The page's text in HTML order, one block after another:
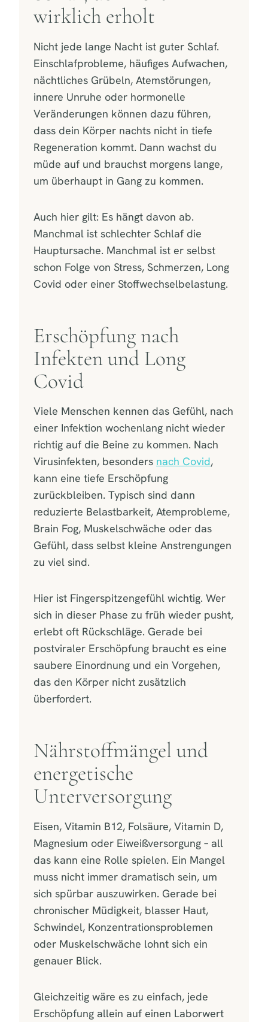
wirklich erholt
Nicht jede lange Nacht ist guter Schlaf.
Einschlafprobleme, häufiges Aufwachen,
nächtliches Grübeln, Atemstörungen,
innere Unruhe oder hormonelle
Veränderungen können dazu führen,
dass dein Körper nachts nicht in tiefe
Regeneration kommt. Dann wachst du
müde auf und brauchst morgens lange,
um überhaupt in Gang zu kommen.
Auch hier gilt: Es hängt davon ab.
Manchmal ist schlechter Schlaf die
Hauptursache. Manchmal ist er selbst
schon Folge von Stress, Schmerzen, Long
Covid oder einer Stoffwechselbelastung.
Erschöpfung nach
Infekten und Long
Covid
Viele Menschen kennen das Gefühl, nach
einer Infektion wochenlang nicht wieder
richtig auf die Beine zu kommen. Nach
Virusinfekten, besonders nach Covid,
kann eine tiefe Erschöpfung
zurückbleiben. Typisch sind dann
reduzierte Belastbarkeit, Atemprobleme,
Brain Fog, Muskelschwäche oder das
Gefühl, dass selbst kleine Anstrengungen
zu viel sind.
Hier ist Fingerspitzengefühl wichtig. Wer
sich in dieser Phase zu früh wieder pusht,
erlebt oft Rückschläge. Gerade bei
postviraler Erschöpfung braucht es eine
saubere Einordnung und ein Vorgehen,
das den Körper nicht zusätzlich
überfordert.
Nährstoffmängel und
energetische
Unterversorgung
Eisen, Vitamin B12, Folsäure, Vitamin D,
Magnesium oder Eiweißversorgung – all
das kann eine Rolle spielen. Ein Mangel
muss nicht immer dramatisch sein, um
sich spürbar auszuwirken. Gerade bei
chronischer Müdigkeit, blasser Haut,
Schwindel, Konzentrationsproblemen
oder Muskelschwäche lohnt sich ein
genauer Blick.
Gleichzeitig wäre es zu einfach, jede
Erschöpfung allein auf einen Laborwert